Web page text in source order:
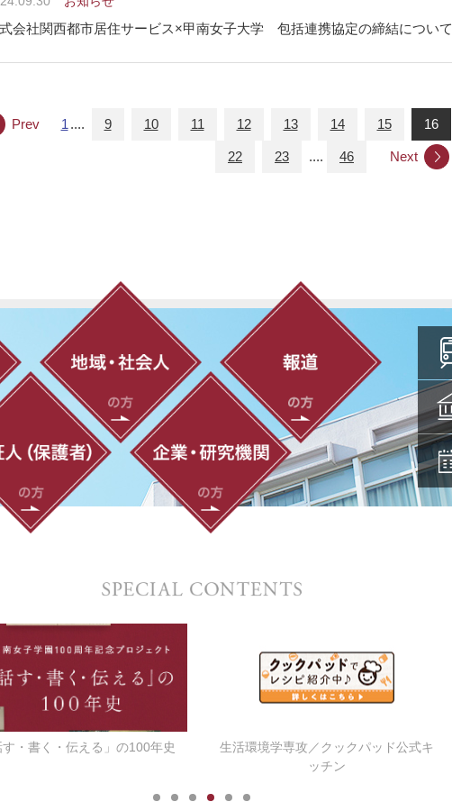
会社関西都市居住サービス×甲南女子大学 包括連携協定の締結について
Prev 1 .... 9 10 11 12 13 14 15 16
22 23 .... 46 Next
・書く・伝える」の100年史
生活環境学専攻／クックパッド公式キ
ッチン